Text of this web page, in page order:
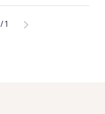
/1
Go